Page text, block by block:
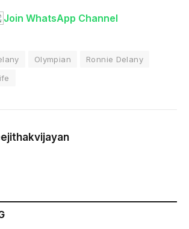
Join WhatsApp Channel
Olympian
Ronnie Delany